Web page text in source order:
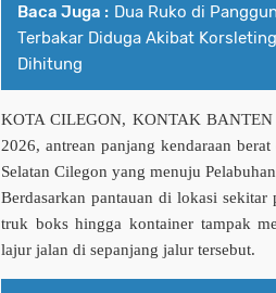
Baca Juga : Dua Ruko di
Terbakar Diduga Akibat
Dihitung
KOTA CILEGON, KONTAK BANTEN
2026, antrean panjang kendaraan
Selatan Cilegon yang menuju
Berdasarkan pantauan di lokasi
truk boks hingga kontainer tampak
lajur jalan di sepanjang jalur tersebut.